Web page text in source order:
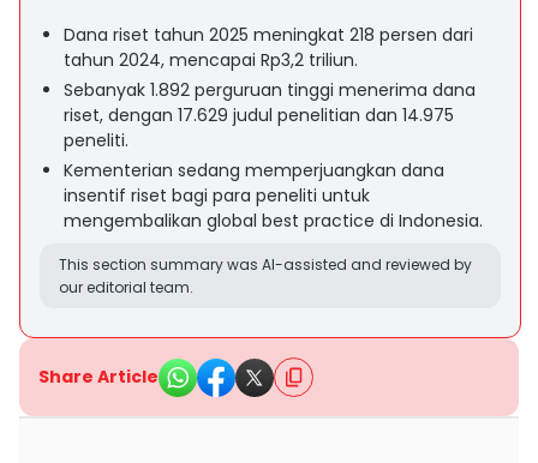
Dana riset tahun 2025 meningkat 218 persen dari
tahun 2024, mencapai Rp3,2 triliun.
Sebanyak 1.892 perguruan tinggi menerima dana
riset, dengan 17.629 judul penelitian dan 14.975
peneliti.
Kementerian sedang memperjuangkan dana
insentif riset bagi para peneliti untuk
mengembalikan global best practice di Indonesia.
This section summary was AI-assisted and reviewed by
our editorial team.
Share Article